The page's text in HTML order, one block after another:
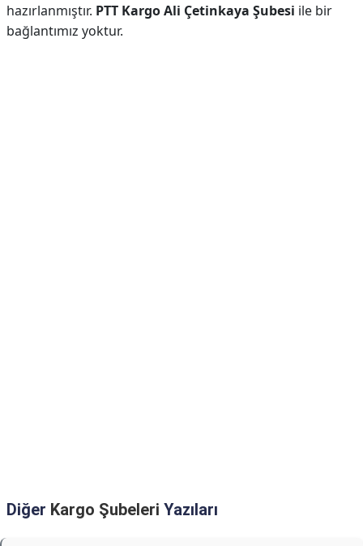
hazırlanmıştır. PTT Kargo Ali Çetinkaya Şubesi ile bir
bağlantımız yoktur.
Diğer Kargo Şubeleri Yazıları